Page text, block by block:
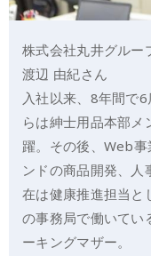
株式会社丸井グル
渡辺 由紀さん
入社以来、8年間で
らは紳士用品本部
躍。その後、Web
ンドの商品開発、
在は健康推進担当と
の事務局で働いてい
ーキングマザー。